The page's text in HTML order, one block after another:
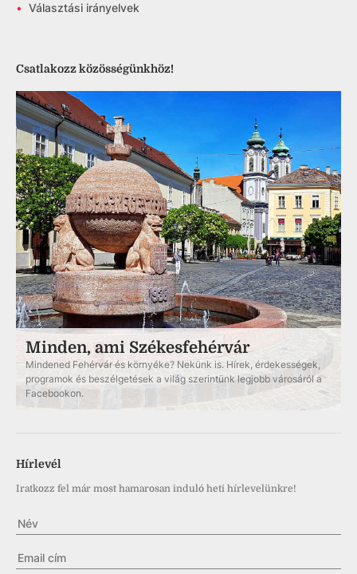
• Választási irányelvek
Csatlakozz közösségünkhöz!
Minden, ami Székesfehérvár
Mindened Fehérvár és környéke? Nekünk is. Hírek, érdekességek,
programok és beszélgetések a világ szerintünk legjobb városáról a
Facebookon.
Hírlevél
Iratkozz fel már most hamarosan induló heti hírlevelünkre!